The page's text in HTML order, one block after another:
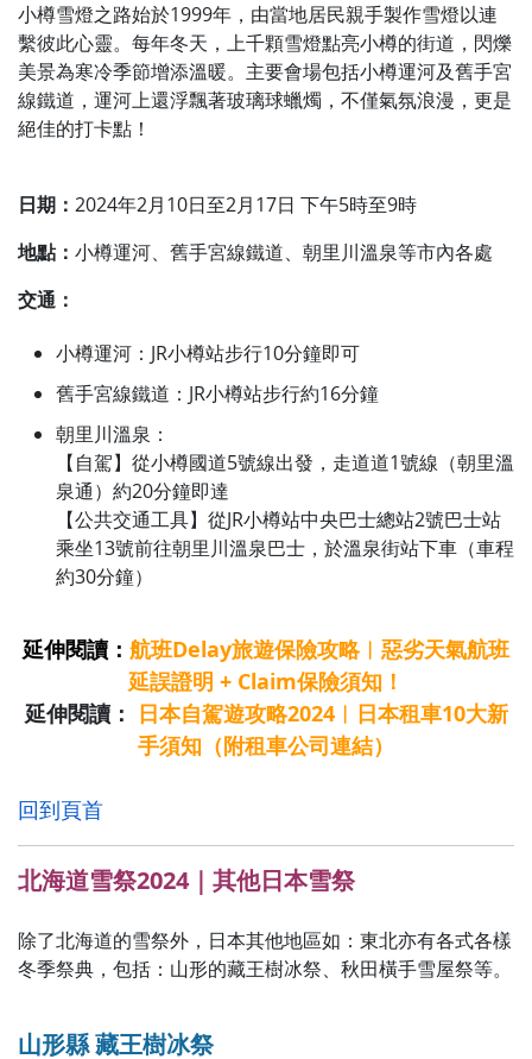
小樽雪燈之路始於1999年，由當地居民親手製作雪燈以連
繫彼此心靈。每年冬天，上千顆雪燈點亮小樽的街道，閃爍
美景為寒冷季節增添溫暖。主要會場包括小樽運河及舊手宮
線鐵道，運河上還浮飄著玻璃球蠟燭，不僅氣氛浪漫，更是
絕佳的打卡點！
日期： 2024年2月10日至2月17日 下午5時至9時
地點： 小樽運河、舊手宮線鐵道、朝里川溫泉等市內各處
交通：
小樽運河：JR小樽站步行10分鐘即可
舊手宮線鐵道：JR小樽站步行約16分鐘
朝里川溫泉：
【自駕】從小樽國道5號線出發，走道道1號線（朝里溫
泉通）約20分鐘即達
【公共交通工具】從JR小樽站中央巴士總站2號巴士站
乘坐13號前往朝里川溫泉巴士，於溫泉街站下車（車程
約30分鐘）
延伸閱讀： 航班Delay旅遊保險攻略︱惡劣天氣航班
延誤證明 + Claim保險須知！
延伸閱讀： 日本自駕遊攻略2024︱日本租車10大新
手須知（附租車公司連結）
回到頁首
北海道雪祭2024｜其他日本雪祭
除了北海道的雪祭外，日本其他地區如：東北亦有各式各樣
冬季祭典，包括：山形的藏王樹冰祭、秋田橫手雪屋祭等。
山形縣 藏王樹冰祭